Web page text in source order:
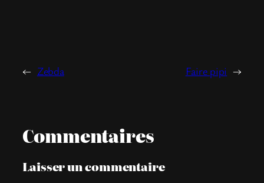
← Zebda Faire pipi →
Commentaires
Laisser un commentaire